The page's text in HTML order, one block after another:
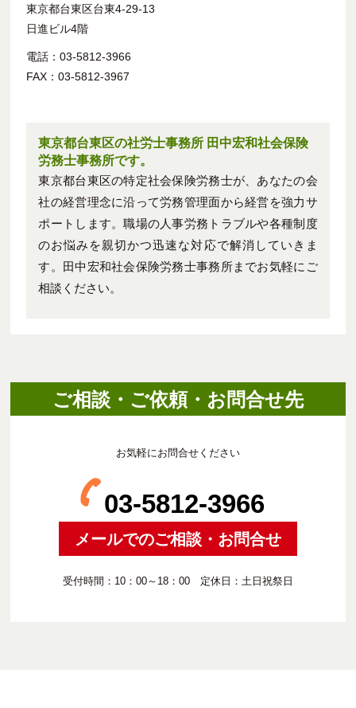
東京都台東区台東4-29-13
日進ビル4階
電話：03-5812-3966
FAX：03-5812-3967
東京都台東区の社労士事務所 田中宏和社会保険
労務士事務所です。
東京都台東区の特定社会保険労務士が、あなたの会
社の経営理念に沿って労務管理面から経営を強力サ
ポートします。職場の人事労務トラブルや各種制度
のお悩みを親切かつ迅速な対応で解消していきま
す。田中宏和社会保険労務士事務所までお気軽にご
相談ください。
ご相談・ご依頼・お問合せ先
お気軽にお問合せください
03-5812-3966
メールでのご相談・お問合せ
受付時間：10：00～18：00 定休日：土日祝祭日